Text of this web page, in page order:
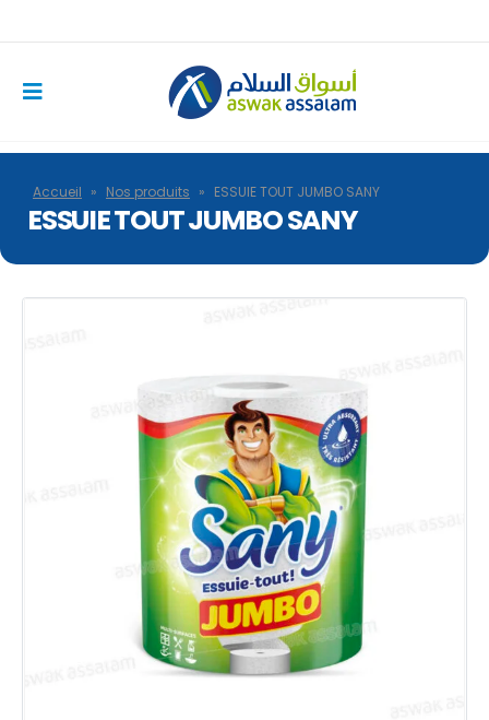
Accueil » Nos produits » ESSUIE TOUT JUMBO SANY
ESSUIE TOUT JUMBO SANY